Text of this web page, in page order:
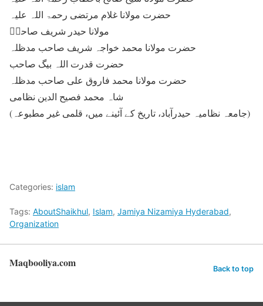
حضرت مولانا غلام مرتضی رحمۃ اللہ علیہ
مولانا حیدر شریف صاحبؒ
حضرت مولانا محمد خواجہ شریف صاحب مدظلہ
حضرت قدرت اللہ بیگ صاحب
حضرت مولانا محمد فاروق علی صاحب مدظلہ
شاہ محمد فصیح الدین نظامی
(جامعہ نظامیہ حیدرآباد، تاریخ کے آئینے میں، قلمی غیر مطبوعہ)
Categories: islam
Tags: AboutShaikhul, Islam, Jamiya Nizamiya Hyderabad,
Organization
Maqbooliya.com Back to top